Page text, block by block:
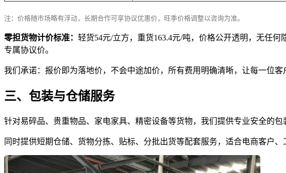
注：价格随市场略有浮动，长期合作可享协议优惠价，旺季价格调整以咨询为准。
零担货物计价标准： 轻货54元/立方，重货163.4元/吨，价格公开透明，无任
专属协议价。
我们承诺：报价即为落地价，不会中途加价，所有费用明确清晰，让每一位客
三、包装与仓储服务
针对易碎品、贵重物品、家电家具、精密设备等货物，我们提供专业安全的
同时提供短期仓储、货物分拣、贴标、分批出货等配套服务，适合电商客户